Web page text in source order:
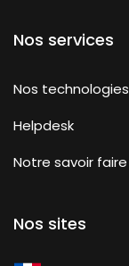
Nos services
Nos technologies
Helpdesk
Notre savoir faire
Nos sites